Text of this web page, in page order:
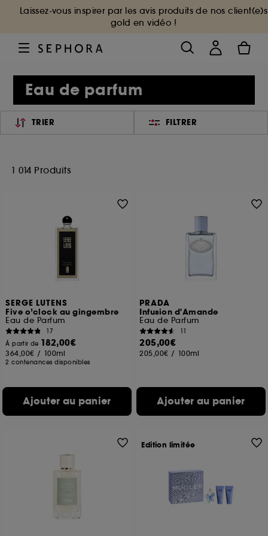
Laissez-vous inspirer par les avis produits de nos client(e)s
gold en vidéo !
Eau de parfum
TRIER FILTRER
1 014 Produits
SERGE LUTENS
Five o’clock au gingembre
Eau de Parfum
17
À partir de 182,00€
364,00€ / 100ml
2 contenances disponibles
Ajouter au panier
PRADA
Infusion d'Amande
Eau de Parfum
11
205,00€
205,00€ / 100ml
Ajouter au panier
Edition limitée